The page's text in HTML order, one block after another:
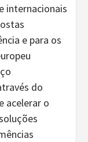
internacionais
e para os
do
acelerar o